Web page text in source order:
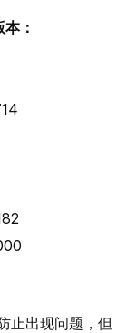
：
止出现问题，但